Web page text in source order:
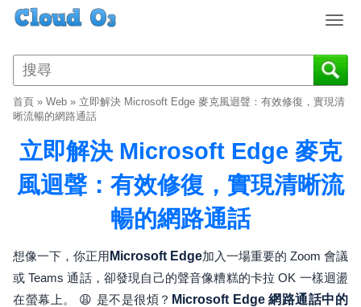
T
g
g
e
a
v
i
g
i
o
n
首頁 » Web » 立即解決 Microsoft Edge 麥克風迴聲：有效修復，實現清
晰流暢的網路通話
立即解決 Microsoft Edge 麥克
風迴聲：有效修復，實現清晰流
暢的網路通話
想像一下，你正用 Microsoft Edge加入一場重要的 Zoom 會議
或 Teams 通話，卻發現自己的聲音像糟糕的卡拉 OK 一樣迴盪
在螢幕上。 😩 是不是很煩？ Microsoft Edge 網路通話中的